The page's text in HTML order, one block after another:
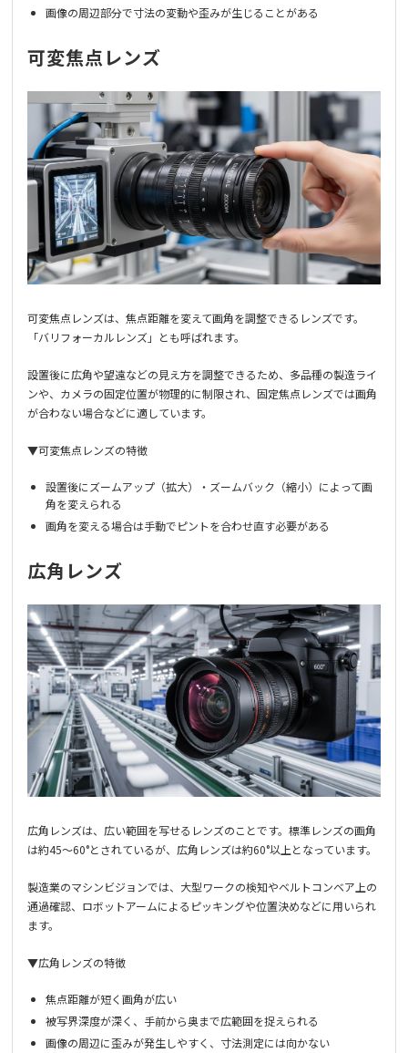
画像の周辺部分で寸法の変動や歪みが生じることがある
可変焦点レンズ
可変焦点レンズは、焦点距離を変えて画角を調整できるレンズです。
「バリフォーカルレンズ」とも呼ばれます。
設置後に広角や望遠などの見え方を調整できるため、多品種の製造ライ
ンや、カメラの固定位置が物理的に制限され、固定焦点レンズでは画角
が合わない場合などに適しています。
▼可変焦点レンズの特徴
設置後にズームアップ（拡大）・ズームバック（縮小）によって画
角を変えられる
画角を変える場合は手動でピントを合わせ直す必要がある
広角レンズ
広角レンズは、広い範囲を写せるレンズのことです。標準レンズの画角
は約45～60°とされているが、広角レンズは約60°以上となっています。
製造業のマシンビジョンでは、大型ワークの検知やベルトコンベア上の
通過確認、ロボットアームによるピッキングや位置決めなどに用いられ
ます。
▼広角レンズの特徴
焦点距離が短く画角が広い
被写界深度が深く、手前から奥まで広範囲を捉えられる
画像の周辺に歪みが発生しやすく、寸法測定には向かない